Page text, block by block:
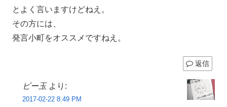
とよく言いますけどねえ。
その方には、
発言小町をオススメですねえ。
返信
ビー玉 より:
2017-02-22 8:49 PM